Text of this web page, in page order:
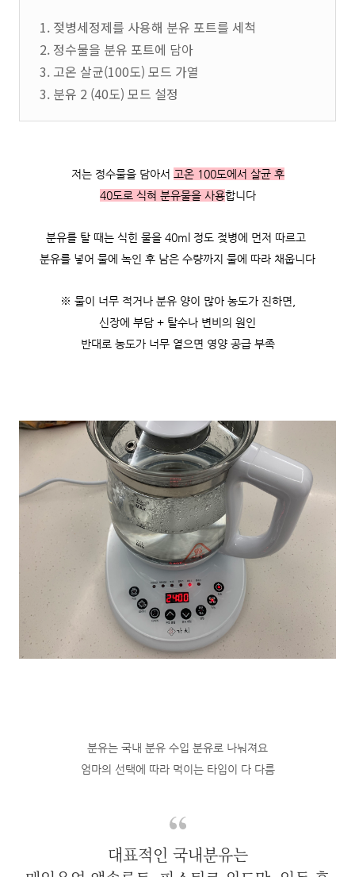
1. 젖병세정제를 사용해 분유 포트를 세척
2. 정수물을 분유 포트에 담아
3. 고온 살균(100도) 모드 가열
3. 분유 2 (40도) 모드 설정
저는 정수물을 담아서 고온 100도에서 살균 후
40도로 식혀 분유물을 사용합니다
분유를 탈 때는 식힌 물을 40ml 정도 젖병에 먼저 따르고
분유를 넣어 물에 녹인 후 남은 수량까지 물에 따라 채웁니다
※ 물이 너무 적거나 분유 양이 많아 농도가 진하면,
신장에 부담 + 탈수나 변비의 원인
반대로 농도가 너무 옅으면 영양 공급 부족
분유는 국내 분유 수입 분유로 나눠져요
엄마의 선택에 따라 먹이는 타입이 다 다름
대표적인 국내분유는